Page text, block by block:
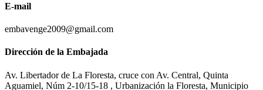
E-mail
embavenge2009@gmail.com
Dirección de la Embajada
Av. Libertador de La Floresta, cruce con Av. Central, Quinta
Aguamiel, Núm 2-10/15-18 , Urbanización la Floresta, Municipio